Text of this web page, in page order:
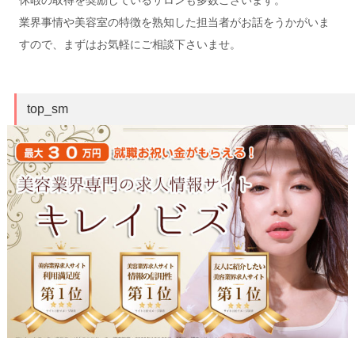
業界事情や美容室の特徴を熟知した担当者がお話をうかがいま
すので、まずはお気軽にご相談下さいませ。
top_sm